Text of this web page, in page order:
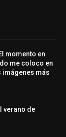
momento en
me coloco en
imágenes más
verano de